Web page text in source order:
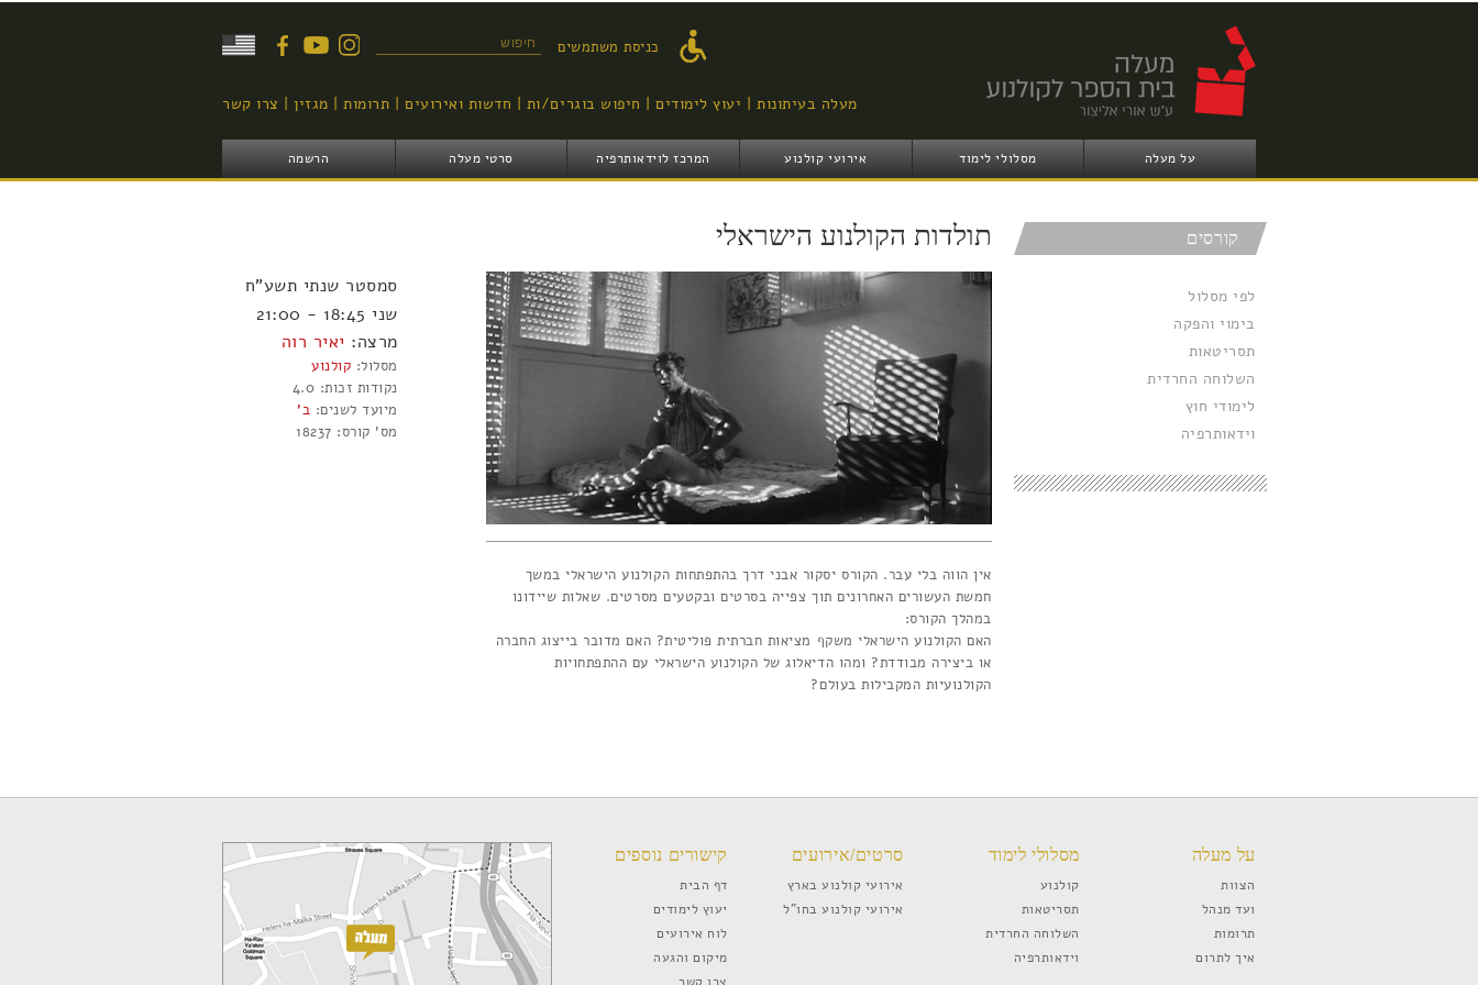
העיקרי
טופס חיפוש כניסת משתמשים
מעלה בעיתונות יעוץ לימודים חיפוש בוגרים/ות חדשות ואירועים תרומות מגזין צרו קשר
על מעלה מסלולי לימוד אירועי קולנוע המרכז לוידאותרפיה סרטי מעלה הרשמה
קורסים
לפי מסלול
בימוי והפקה
תסריטאות
השלוחה החרדית
לימודי חוץ
וידאותרפיה
תולדות הקולנוע הישראלי
אין הווה בלי עבר. הקורס יסקור אבני דרך בהתפתחות הקולנוע הישראלי במשך
חמשת העשורים האחרונים תוך צפייה בסרטים ובקטעים מסרטים. שאלות שיידונו
במהלך הקורס:
האם הקולנוע הישראלי משקף מציאות חברתית פוליטית? האם מדובר בייצוג החברה
או ביצירה מבודדת? ומהו הדיאלוג של הקולנוע הישראלי עם ההתפתחויות
הקולנועיות המקבילות בעולם?
סמסטר שנתי תשע"ח
שני 18:45 - 21:00
מרצה: יאיר רוה
מסלול: קולנוע
נקודות זכות: 4.0
מיועד לשנים: ב'
מס' קורס: 18237
על מעלה
הצוות
ועד מנהל
תרומות
איך לתרום
מסלולי לימוד
קולנוע
תסריטאות
השלוחה החרדית
וידאותרפיה
סרטים/אירועים
אירועי קולנוע בארץ
אירועי קולנוע בחו”ל
קישורים נוספים
דף הבית
יעוץ לימודים
לוח אירועים
מיקום והגעה
צרו קשר